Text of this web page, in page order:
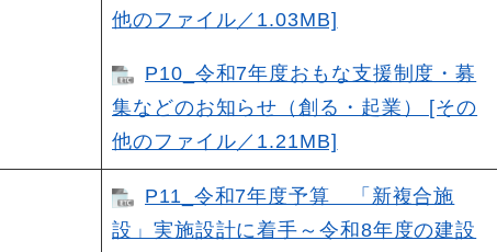
他のファイル／1.03MB]
P10_令和7年度おもな支援制度・募
集などのお知らせ（創る・起業） [その
他のファイル／1.21MB]
P11_令和7年度予算 「新複合施
設」実施設計に着手～令和8年度の建設